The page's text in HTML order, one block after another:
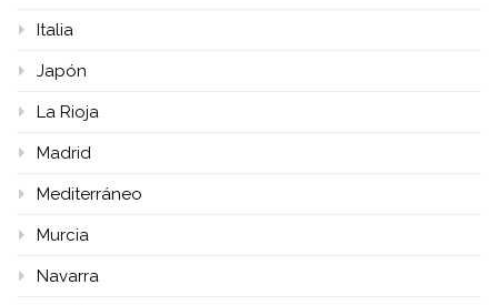
Italia
Japón
La Rioja
Madrid
Mediterráneo
Murcia
Navarra